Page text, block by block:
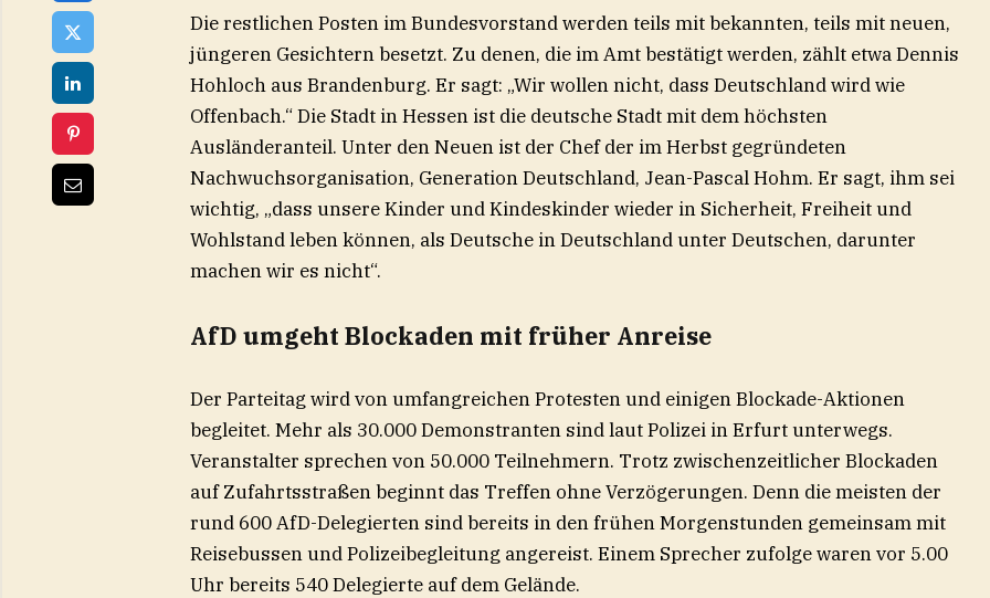
Die restlichen Posten im Bundesvorstand werden teils mit bekannten, teils mit neuen,
jüngeren Gesichtern besetzt. Zu denen, die im Amt bestätigt werden, zählt etwa Dennis
Hohloch aus Brandenburg. Er sagt: „Wir wollen nicht, dass Deutschland wird wie
Offenbach.“ Die Stadt in Hessen ist die deutsche Stadt mit dem höchsten
Ausländeranteil. Unter den Neuen ist der Chef der im Herbst gegründeten
Nachwuchsorganisation, Generation Deutschland, Jean-Pascal Hohm. Er sagt, ihm sei
wichtig, „dass unsere Kinder und Kindeskinder wieder in Sicherheit, Freiheit und
Wohlstand leben können, als Deutsche in Deutschland unter Deutschen, darunter
machen wir es nicht“.
AfD umgeht Blockaden mit früher Anreise
Der Parteitag wird von umfangreichen Protesten und einigen Blockade-Aktionen
begleitet. Mehr als 30.000 Demonstranten sind laut Polizei in Erfurt unterwegs.
Veranstalter sprechen von 50.000 Teilnehmern. Trotz zwischenzeitlicher Blockaden
auf Zufahrtsstraßen beginnt das Treffen ohne Verzögerungen. Denn die meisten der
rund 600 AfD-Delegierten sind bereits in den frühen Morgenstunden gemeinsam mit
Reisebussen und Polizeibegleitung angereist. Einem Sprecher zufolge waren vor 5.00
Uhr bereits 540 Delegierte auf dem Gelände.